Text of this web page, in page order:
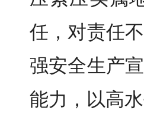
任，对责任
强安全生产
能力，以高